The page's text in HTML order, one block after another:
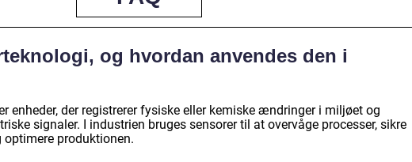
og hvordan anvendes den i
enheder, der registrerer fysiske eller kemiske ændringer i miljøet og
signaler. I industrien bruges sensorer til at overvåge processer, sikre
produktionen.